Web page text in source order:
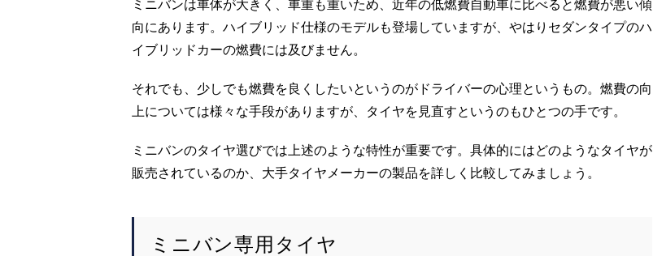
ミニバンは車体が大きく、車重も重いため、近年の低燃費自動車に比べると燃費が悪い傾
向にあります。ハイブリッド仕様のモデルも登場していますが、やはりセダンタイプのハ
イブリッドカーの燃費には及びません。
それでも、少しでも燃費を良くしたいというのがドライバーの心理というもの。燃費の向
上については様々な手段がありますが、タイヤを見直すというのもひとつの手です。
ミニバンのタイヤ選びでは上述のような特性が重要です。具体的にはどのようなタイヤが
販売されているのか、大手タイヤメーカーの製品を詳しく比較してみましょう。
ミニバン専用タイヤ